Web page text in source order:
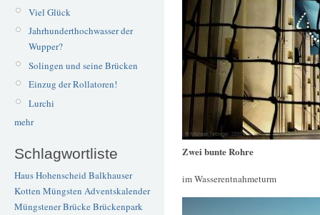
Viel Glück
Jahrhunderthochwasser der
Wupper?
Solingen und seine Brücken
Einzug der Rollatoren!
Lurchi
mehr
Schlagwortliste
Haus Hohenscheid Balkhauser
Kotten Müngsten Adventskalender
Müngstener BrückeBrückenpark
Zwei bunte Rohre
im Wasserentnahmeturm